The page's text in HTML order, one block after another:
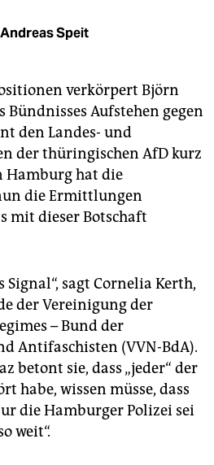
Andreas Speit
verkörpert Björn
Bündnisses Aufstehen gegen
den Landes- und
der thüringischen AfD kurz
Hamburg hat die
die Ermittlungen
mit dieser Botschaft
Signal“, sagt Cornelia Kerth,
der Vereinigung der
– Bund der
Antifaschisten (VVN-BdA).
betont sie, dass „jeder“ der
habe, wissen müsse, dass
die Hamburger Polizei sei
weit“.